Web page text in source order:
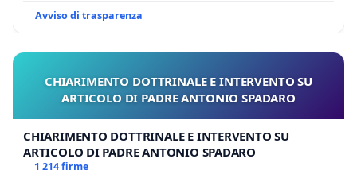
Avviso di trasparenza
CHIARIMENTO DOTTRINALE E INTERVENTO SU
ARTICOLO DI PADRE ANTONIO SPADARO
CHIARIMENTO DOTTRINALE E INTERVENTO SU
ARTICOLO DI PADRE ANTONIO SPADARO
1 214 firme